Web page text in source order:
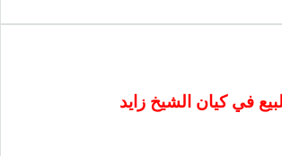
فيكيان الشيخ زايد